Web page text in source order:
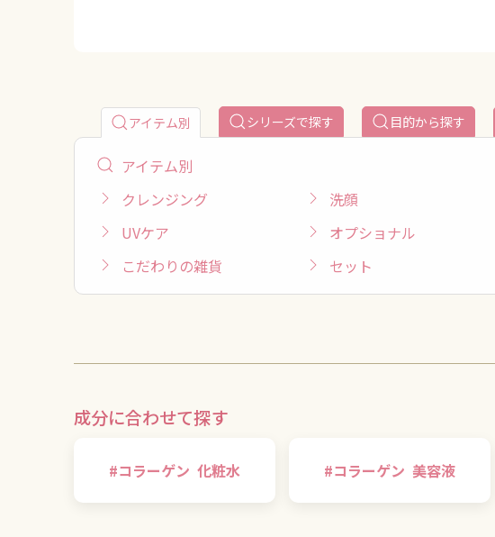
アイテム別 シリーズで探す 目的から探す
アイテム別
クレンジング
洗顔
UVケア
オプショナル
こだわりの雑貨
セット
成分に合わせて探す
#コラーゲン 化粧水 #コラーゲン 美容液